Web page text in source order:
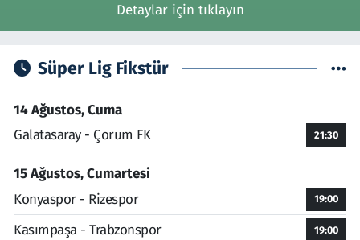
Detaylar için tıklayın
Süper Lig Fikstür
14 Ağustos, Cuma
Galatasaray - Çorum FK
21:30
15 Ağustos, Cumartesi
Konyaspor - Rizespor
19:00
Kasımpaşa - Trabzonspor 19:00